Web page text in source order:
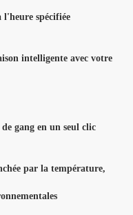
spécifiée
intelligente avec votre
gang en un seul clic
par la température,